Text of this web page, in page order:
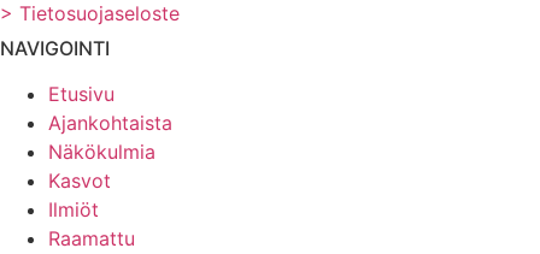
> Tietosuojaseloste
NAVIGOINTI
Etusivu
Ajankohtaista
Näkökulmia
Kasvot
Ilmiöt
Raamattu